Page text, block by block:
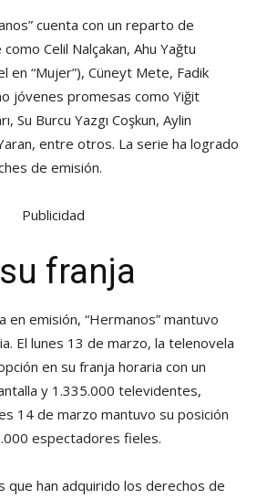
cuenta con un reparto de
Celil Nalçakan, Ahu Yağtu
en “Mujer”), Cüneyt Mete, Fadik
jóvenes promesas como Yiğit
Su Burcu Yazgı Coşkun, Aylin
entre otros. La serie ha logrado
de emisión.
Publicidad
franja
en emisión, “Hermanos” mantuvo
El lunes 13 de marzo, la telenovela
en su franja horaria con un
y 1.335.000 televidentes,
14 de marzo mantuvo su posición
espectadores fieles.
que han adquirido los derechos de